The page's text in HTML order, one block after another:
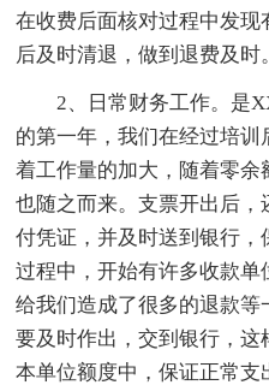
在收费后面核对过程中发
后及时清退，做到退费及时。
2、日常财务工作。是
的第一年，我们在经过培
着工作量的加大，随着零
也随之而来。支票开出后
付凭证，并及时送到银行
过程中，开始有许多收款单
给我们造成了很多的退款
要及时作出，交到银行，这
本单位额度中，保证正常